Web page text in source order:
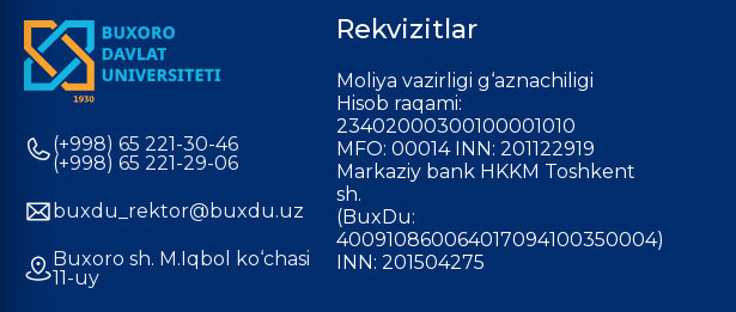
(+998) 65 221-30-46
(+998) 65 221-29-06
buxdu_rektor@buxdu.uz
Buxoro sh. M.Iqbol ko‘chasi
11-uy
Rekvizitlar
Moliya vazirligi g‘aznachiligi
Hisob raqami:
23402000300100001010
MFO: 00014 INN: 201122919
Markaziy bank HKKM Toshkent
sh.
(BuxDu:
400910860064017094100350004)
INN: 201504275